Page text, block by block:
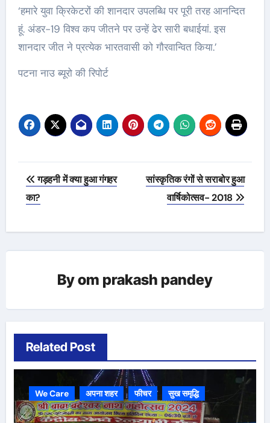
‘हमारे युवा क्रिकेटरों की शानदार उपलब्‍धि पर पूरी तरह आनन्‍दित
हूं. अंडर-19 विश्‍व कप जीतने पर उन्‍हें ढेर सारी बधाईयां. इस
शानदार जीत ने प्रत्‍येक भारतवासी को गौरवान्‍वित किया.’
पटना नाउ ब्यूरो की रिपोर्ट
Post
navigation
गड़हनी में क्या हुआ गंगहर
का?
सांस्कृतिक रंगों से सराबोर हुआ
वार्षिकोत्सव- 2018
Byom prakash pandey
Related Post
We Care अपना शहर फीचर सुख समृद्धि